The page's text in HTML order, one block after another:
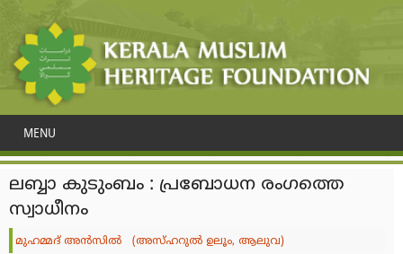
MENU
ലബ്ബാ കുടുംബം : പ്രബോധന രംഗത്തെ
സ്വാധീനം
മുഹമ്മദ് അന്‍സില്‍ (അസ്ഹറുല്‍ ഉലൂം, ആലുവ)